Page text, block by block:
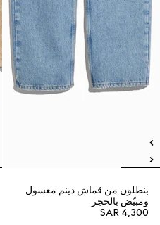
بنطلون من قماش دينم مغسول
ومبيّض بالحجر
SAR 4,300